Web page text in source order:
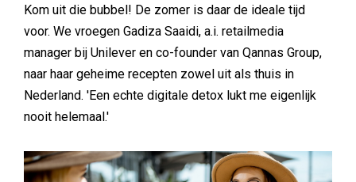
Kom uit die bubbel! De zomer is daar de ideale tijd
voor. We vroegen Gadiza Saaidi, a.i. retailmedia
manager bij Unilever en co-founder van Qannas Group,
naar haar geheime recepten zowel uit als thuis in
Nederland. 'Een echte digitale detox lukt me eigenlijk
nooit helemaal.'